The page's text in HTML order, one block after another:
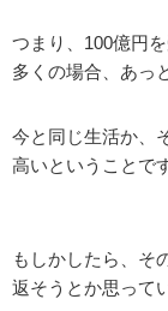
つまり、100億円を
多くの場合、あっ
今と同じ生活か、
高いということで
もしかしたら、そ
返そうとか思って